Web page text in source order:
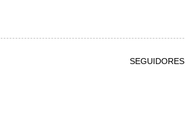
SEGUIDORES